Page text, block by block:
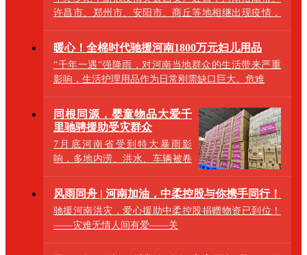
许昌市、郑州市、安阳市、商丘等地相继出现疫情，
暖心！全棉时代驰援河南1800万元妇儿用品
“千年一遇“强降雨，对河南当地群众的生活带来严重
影响，生活护理用品作为日常刚需缺口巨大。危难
同根同源，婴童物品大爱千
里驰骋援助受灾群众
7月底河南省受到特大暴雨影
响，多地内涝、洪水、车辆被卷
心，一方有难八
风雨同舟 | 河南加油，中柔控股与你携手同行！
驰援河南洪灾，爱心援助中柔控股捐赠物资已到位！
——灾难无情人间有爱——关